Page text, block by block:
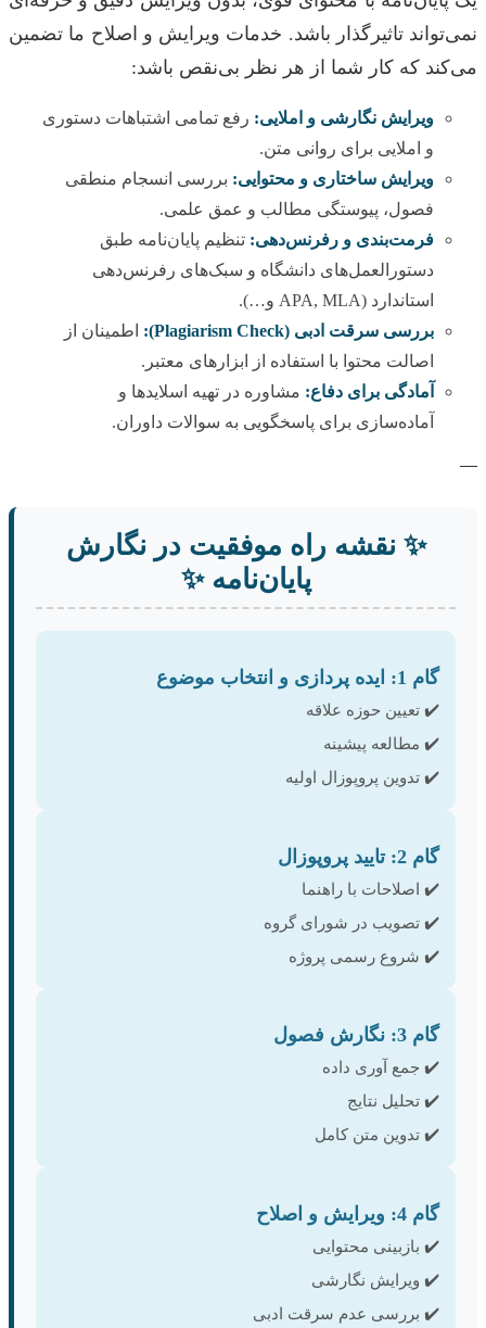
نمی‌تواند تاثیرگذار باشد. خدمات ویرایش و اصلاح ما تضمین
می‌کند که کار شما از هر نظر بی‌نقص باشد:
ویرایش نگارشی و املایی: رفع تمامی اشتباهات دستوری
و املایی برای روانی متن.
ویرایش ساختاری و محتوایی: بررسی انسجام منطقی
فصول، پیوستگی مطالب و عمق علمی.
فرمت‌بندی و رفرنس‌دهی: تنظیم پایان‌نامه طبق
دستورالعمل‌های دانشگاه و سبک‌های رفرنس‌دهی
استاندارد (APA, MLA و…).
بررسی سرقت ادبی (Plagiarism Check):
اطمینان از
اصالت محتوا با استفاده از ابزارهای معتبر.
آمادگی برای دفاع: مشاوره در تهیه اسلایدها و
آماده‌سازی برای پاسخگویی به سوالات داوران.
—
✨ نقشه راه موفقیت در نگارش
پایان‌نامه✨
گام 1: ایده پردازی و انتخاب موضوع
✔️ تعیین حوزه علاقه
✔️ مطالعه پیشینه
✔️ تدوین پروپوزال اولیه
گام 2: تایید پروپوزال
✔️ اصلاحات با راهنما
✔️ تصویب در شورای گروه
✔️ شروع رسمی پروژه
گام 3: نگارش فصول
✔️ جمع آوری داده
✔️ تحلیل نتایج
✔️ تدوین متن کامل
گام 4: ویرایش و اصلاح
✔️ بازبینی محتوایی
✔️ ویرایش نگارشی
✔️ بررسی عدم سرقت ادبی